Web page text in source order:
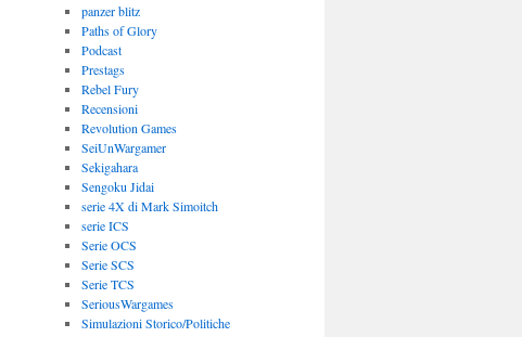
panzer blitz
Paths of Glory
Podcast
Prestags
Rebel Fury
Recensioni
Revolution Games
SeiUnWargamer
Sekigahara
Sengoku Jidai
serie 4X di Mark Simoitch
serie ICS
Serie OCS
Serie SCS
Serie TCS
SeriousWargames
Simulazioni Storico/Politiche